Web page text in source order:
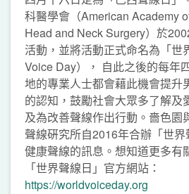
科醫學會（American Academy
Head and Neck Surgery）於
活動，並將活動正式命名為「世
Voice Day）， 自此之後的每年
地的專業人士都會藉此機會提升
的認知，鼓勵社會大眾多了解及
及為改善聲線作出行動。嗇色園
聲線硏究所自2016年合辦「世
健康聲線的訊息。想知道更多有
「世界聲線日」官方網站：
https://worldvoiceday.org